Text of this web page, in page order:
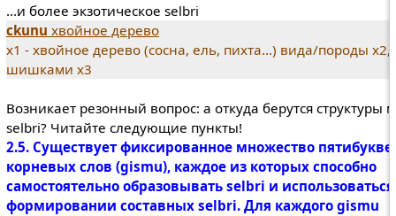
...и более экзотическое selbri
ckunu хвойное дерево
х1 - хвойное дерево (сосна, ель, пихта...) вида/породы х2,
шишками х3
Возникает резонный вопрос: а откуда берутся структуры
selbri? Читайте следующие пункты!
2.5. Существует фиксированное множество
корневых слов (gismu), каждое из которых способно
самостоятельно образовывать selbri и
формировании составных selbri. Для каждого gismu